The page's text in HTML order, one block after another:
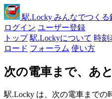
駅.Locky みんなでつくる
ログイン ユーザー登録
トップ 駅.Lockyについて 時刻
ロード フォーラム 使い方
次の電車まで、あ
駅.Locky は、次の電車までの